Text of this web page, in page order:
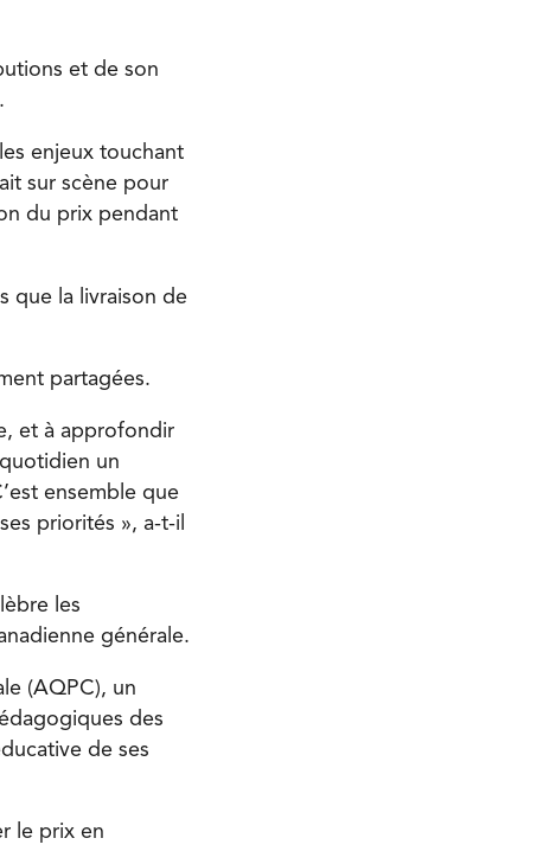
et de son
enjeux touchant
sur scène pour
du prix pendant
que la livraison de
partagées.
et à approfondir
un
ensemble que
priorités », a-t-il
les
générale.
(AQPC), un
des
de ses
le prix en